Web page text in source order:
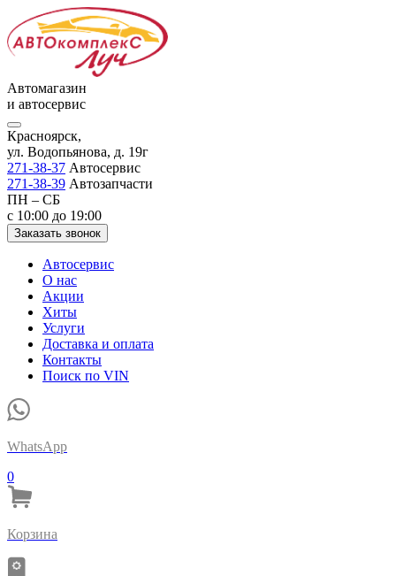
Автомагазин
и автосервис
Красноярск,
ул. Водопьянова, д. 19г
271-38-37 Автосервис
271-38-39 Автозапчасти
ПН – СБ
с 10:00 до 19:00
Заказать звонок
Автосервис
О нас
Акции
Хиты
Услуги
Доставка и оплата
Контакты
Поиск по VIN
WhatsApp
0
Корзина